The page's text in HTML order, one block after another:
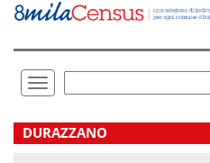
Vai
direttamente
Toggle
navigation
.
DURAZZANO